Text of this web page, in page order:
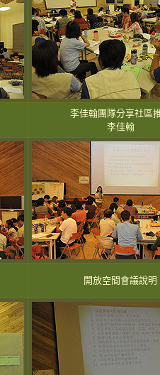
李佳翰團隊分享社區
李佳翰
開放空間會議說明